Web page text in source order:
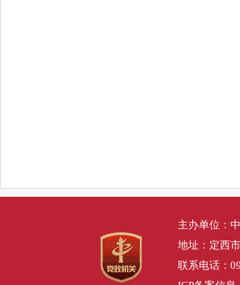
主办单位：
地址：定西
联系电话：